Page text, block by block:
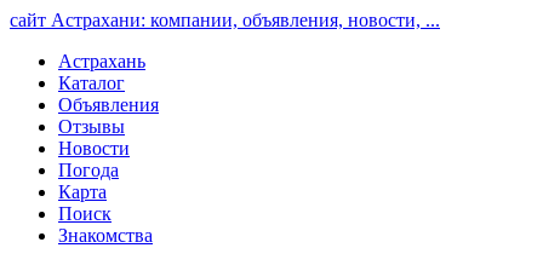
сайт Астрахани: компании, объявления, новости, ...
Астрахань
Каталог
Объявления
Отзывы
Новости
Погода
Карта
Поиск
Знакомства